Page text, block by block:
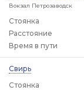
Вокзал Петрозаводск
Стоянка
Расстояние
Время в пути
Свирь
Стоянка